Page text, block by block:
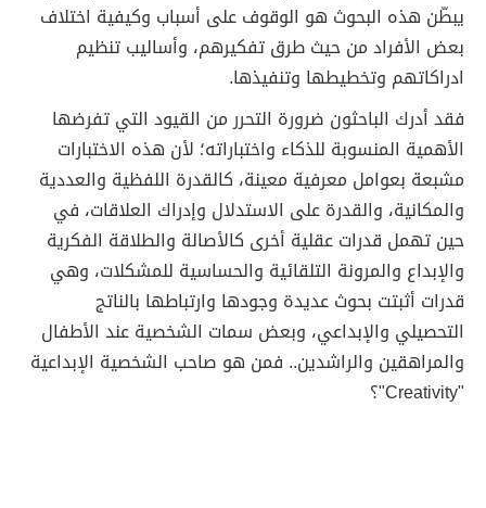
يبطّن هذه البحوث هو الوقوف على أسباب وكيفية اختلاف
بعض الأفراد من حيث طرق تفكيرهم، وأساليب تنظيم
ادراكاتهم وتخطيطها وتنفيذها.
فقد أدرك الباحثون ضرورة التحرر من القيود التي تفرضها
الأهمية المنسوبة للذكاء واختباراته؛ لأن هذه الاختبارات
مشبعة بعوامل معرفية معينة، كالقدرة اللفظية والعددية
والمكانية، والقدرة على الاستدلال وإدراك العلاقات، في
حين تهمل قدرات عقلية أخرى كالأصالة والطلاقة الفكرية
والإبداع والمرونة التلقائية والحساسية للمشكلات، وهي
قدرات أثبتت بحوث عديدة وجودها وارتباطها بالناتج
التحصيلي والإبداعي، وبعض سمات الشخصية عند الأطفال
والمراهقين والراشدين.. فمن هو صاحب الشخصية الإبداعية
"Creativity"؟